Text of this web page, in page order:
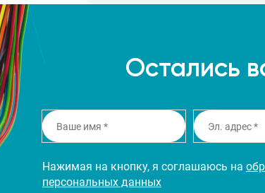
Остались
Нажимая на кнопку, я соглашаюсь на
персональных данных